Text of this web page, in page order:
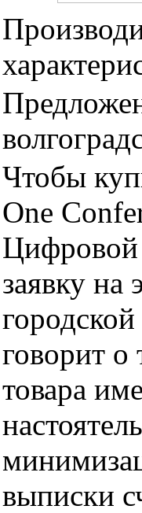
Чтобы
One
заявку
говорит о
товара
выписки